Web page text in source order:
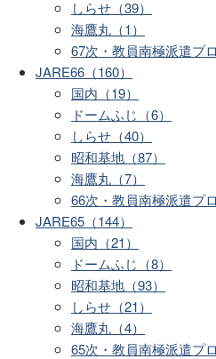
しらせ（39）
海鷹丸（1）
67次・教員南極派遣プ
JARE66（160）
国内（19）
ドームふじ（6）
しらせ（40）
昭和基地（87）
海鷹丸（7）
66次・教員南極派遣プ
JARE65（144）
国内（21）
ドームふじ（8）
昭和基地（93）
しらせ（21）
海鷹丸（4）
65次・教員南極派遣プ